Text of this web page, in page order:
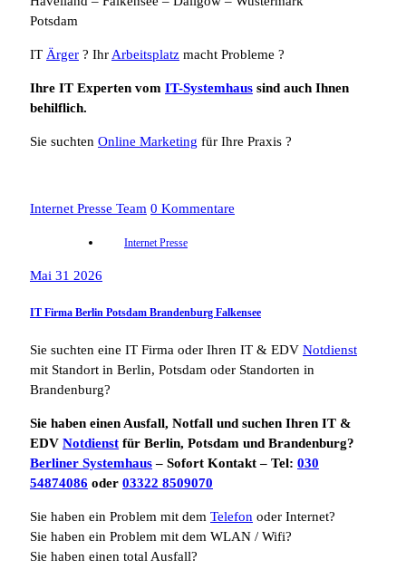
Potsdam
IT Ärger ? IhrArbeitsplatz macht Probleme ?
Ihre IT Experten vom IT-Systemhaus sind auch Ihnen
behilflich.
Sie suchten Online Marketing für Ihre Praxis ?
Internet Presse Team 0 Kommentare
Internet Presse
Mai 31 2026
IT Firma Berlin Potsdam Brandenburg Falkensee
Sie suchten eine IT Firma oder Ihren IT & EDV Notdienst
mit Standort in Berlin, Potsdam oder Standorten in
Brandenburg?
Sie haben einen Ausfall, Notfall und suchen Ihren IT &
EDV Notdienst für Berlin, Potsdam und Brandenburg?
Berliner Systemhaus– Sofort Kontakt – Tel: 030
54874086 oder 03322 8509070
Sie haben ein Problem mit dem Telefon oder Internet?
Sie haben ein Problem mit dem WLAN / Wifi?
Sie haben einen total Ausfall?